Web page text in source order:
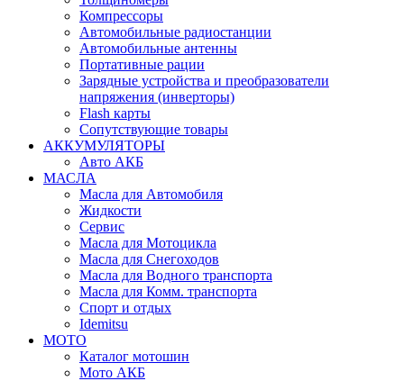
Компрессоры
Автомобильные радиостанции
Автомобильные антенны
Портативные рации
Зарядные устройства и преобразователи
напряжения (инверторы)
Flash карты
Сопутствующие товары
АККУМУЛЯТОРЫ
Авто АКБ
МАСЛА
Масла для Автомобиля
Жидкости
Сервис
Масла для Мотоцикла
Масла для Снегоходов
Масла для Водного транспорта
Масла для Комм. транспорта
Спорт и отдых
Idemitsu
МОТО
Каталог мотошин
Мото АКБ